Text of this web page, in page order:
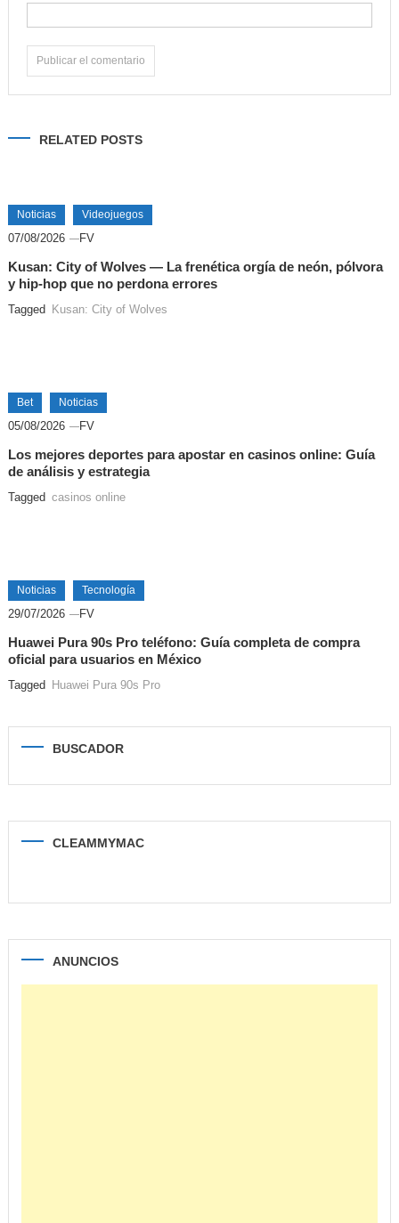
RELATED POSTS
Noticias Videojuegos
07/08/2026 FV
Kusan: City of Wolves — La frenética orgía de neón, pólvora
y hip-hop que no perdona errores
Tagged Kusan: City of Wolves
Bet Noticias
05/08/2026 FV
Los mejores deportes para apostar en casinos online: Guía
de análisis y estrategia
Tagged casinos online
Noticias Tecnología
29/07/2026 FV
Huawei Pura 90s Pro teléfono: Guía completa de compra
oficial para usuarios en México
Tagged Huawei Pura 90s Pro
BUSCADOR
CLEAMMYMAC
ANUNCIOS